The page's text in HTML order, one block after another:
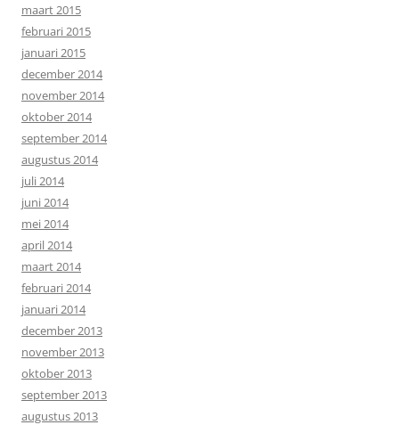
maart 2015
februari 2015
januari 2015
december 2014
november 2014
oktober 2014
september 2014
augustus 2014
juli 2014
juni 2014
mei 2014
april 2014
maart 2014
februari 2014
januari 2014
december 2013
november 2013
oktober 2013
september 2013
augustus 2013